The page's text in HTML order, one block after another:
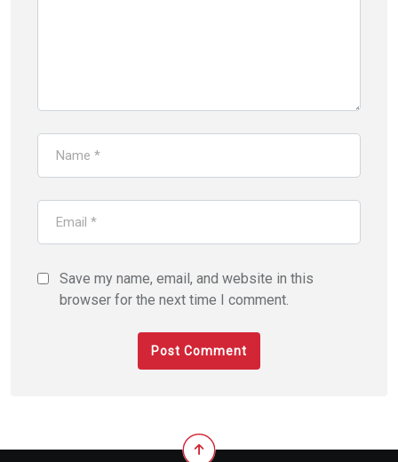
Save my name, email, and website in this
browser for the next time I comment.